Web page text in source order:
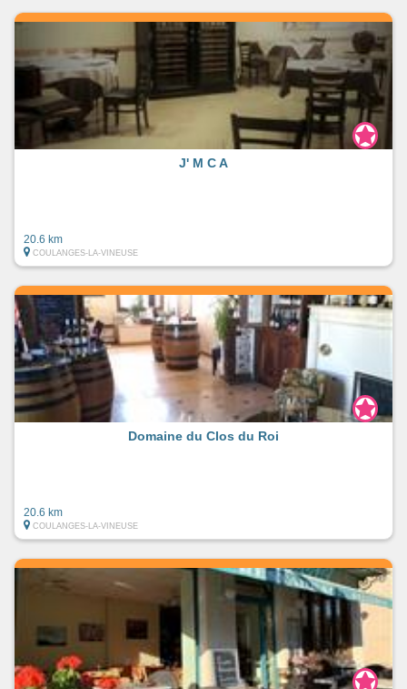
J' M C A
20.6 km
COULANGES-LA-VINEUSE
Domaine du Clos du Roi
20.6 km
COULANGES-LA-VINEUSE